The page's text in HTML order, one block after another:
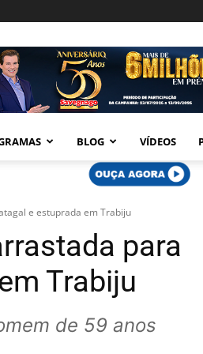
BLOG VÍDEOS
e estuprada em Trabiju
para
Trabiju
de 59 anos